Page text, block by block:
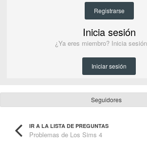
Registrarse
Inicia sesión
¿Ya eres miembro? Inicia
Iniciar sesión
Seguidores
IR A LA LISTA DE PREGUNTAS
Problemas de Los Sims 4